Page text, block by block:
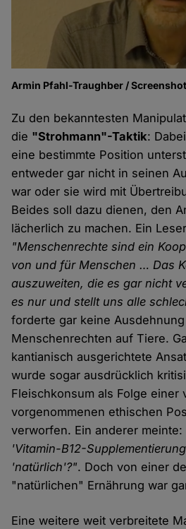
Armin Pfahl-Traughber / Screenshot
Zu den bekanntesten
die "Strohmann"-Taktik:
eine bestimmte Position
entweder gar nicht in seinen
war oder sie wird mit
Beides soll dazu dienen, den
lächerlich zu machen. Ein
"Menschenrechte sind ein
von und für Menschen … Das
auszuweiten, die es gar nicht
es nur und stellt uns alle
forderte gar keine
Menschenrechten auf Tiere.
kantianisch ausgerichtete
wurde sogar ausdrücklich
Fleischkonsum als Folge einer
vorgenommenen ethischen
verworfen. Ein anderer meinte:
'Vitamin-B12-
'natürlich'?". Doch von einer
"natürlichen" Ernährung war
Eine weitere weit verbreitete